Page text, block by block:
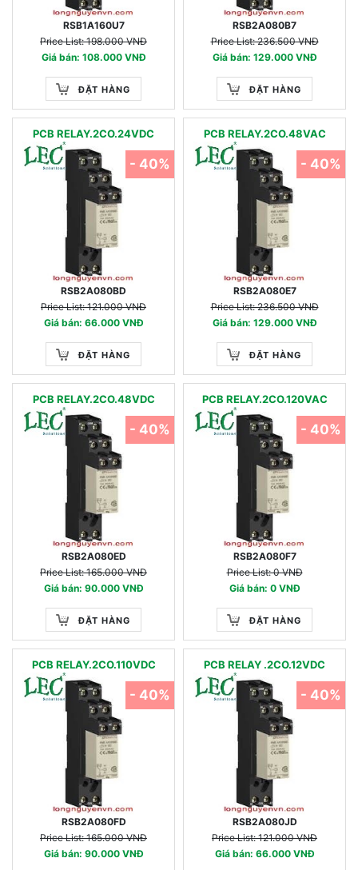
RSB1A160U7
Price List: 198.000 VNĐ
Giá bán: 108.000 VNĐ
ĐẶT HÀNG
RSB2A080B7
Price List: 236.500 VNĐ
Giá bán: 129.000 VNĐ
ĐẶT HÀNG
PCB RELAY.2CO.24VDC
RSB2A080BD
Price List: 121.000 VNĐ
Giá bán: 66.000 VNĐ
ĐẶT HÀNG
- 40%
PCB RELAY.2CO.48VAC
RSB2A080E7
Price List: 236.500 VNĐ
Giá bán: 129.000 VNĐ
ĐẶT HÀNG
- 40%
PCB RELAY.2CO.48VDC
RSB2A080ED
Price List: 165.000 VNĐ
Giá bán: 90.000 VNĐ
ĐẶT HÀNG
- 40%
PCB RELAY.2CO.120VAC
RSB2A080F7
Price List: 0 VNĐ
Giá bán: 0 VNĐ
ĐẶT HÀNG
- 40%
PCB RELAY.2CO.110VDC
RSB2A080FD
Price List: 165.000 VNĐ
Giá bán: 90.000 VNĐ
- 40%
PCB RELAY .2CO.12VDC
RSB2A080JD
Price List: 121.000 VNĐ
Giá bán: 66.000 VNĐ
- 40%